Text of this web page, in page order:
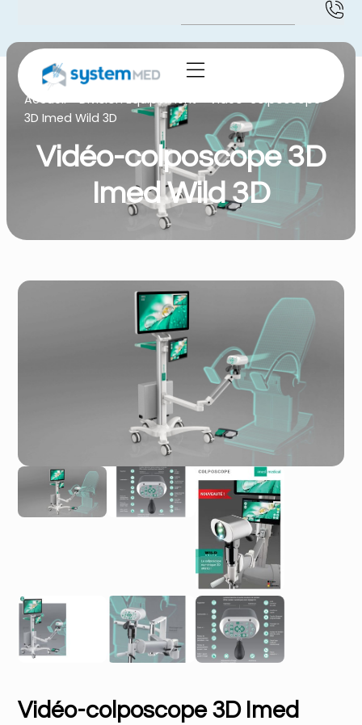
Accueil-Division Equipement-Vidéo-colposcope
3D Imed Wild 3D
Vidéo-colposcope 3D
Imed Wild 3D
Vidéo-colposcope 3D Imed